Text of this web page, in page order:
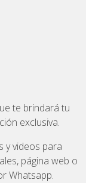
te brindará tu
exclusiva.
y videos para
página web o
Whatsapp.